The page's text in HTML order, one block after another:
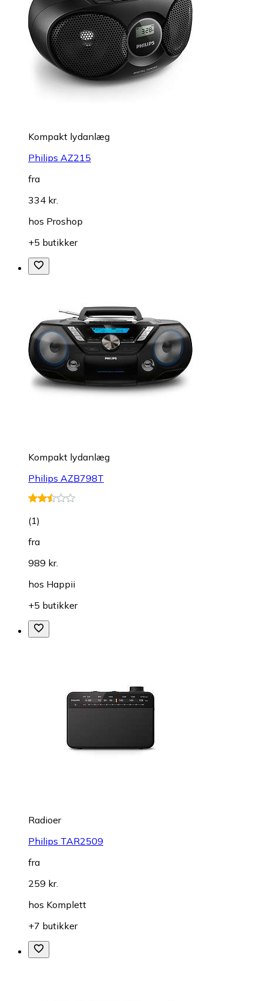
Kompakt lydanlæg
Philips AZ215
fra
334 kr.
hos Proshop
+5 butikker
Kompakt lydanlæg
Philips AZB798T
(1)
fra
989 kr.
hos Happii
+5 butikker
Radioer
Philips TAR2509
fra
259 kr.
hos Komplett
+7 butikker